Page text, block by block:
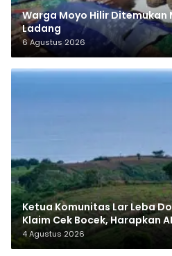
Warga Moyo Hilir Ditemukan
Ladang
6 Agustus 2026
Ketua Komunitas Lar Leba
Klaim Cek Bocek, Harapkan
Makam Leluhur
4 Agustus 2026